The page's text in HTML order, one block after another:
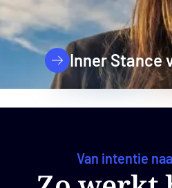
Inner Stance
Van intentie